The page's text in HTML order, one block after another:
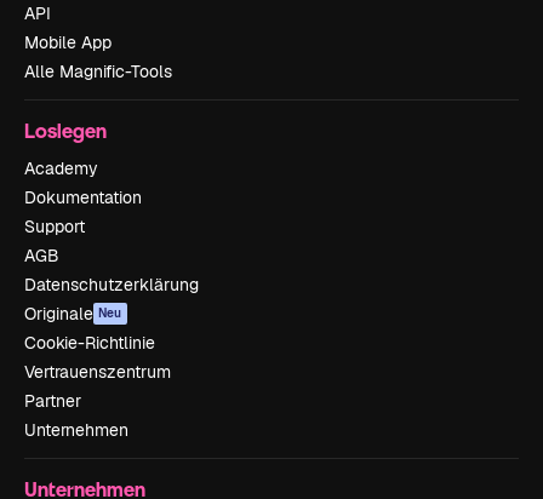
API
Mobile App
Alle Magnific-Tools
Loslegen
Academy
Dokumentation
Support
AGB
Datenschutzerklärung
Originale Neu
Cookie-Richtlinie
Vertrauenszentrum
Partner
Unternehmen
Unternehmen